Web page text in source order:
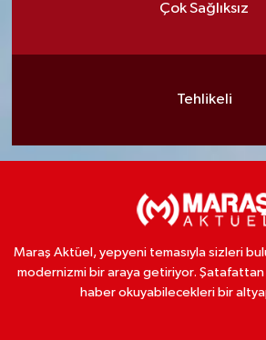
Çok Sağlıksız
Tehlikeli
Maraş Aktüel, yepyeni temasıyla sizleri
modernizmi bir araya getiriyor. Şatafattan
haber okuyabilecekleri bir